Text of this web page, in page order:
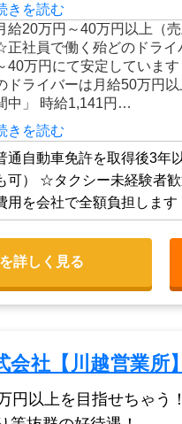
きを読む
給20万円～40万円以上（
正社員で働く殆どのドライ
40万円にて安定していま
ドライバーは月給50万円
中」 時給1,141円…
きを読む
通自動車免許を取得後3年
可）
☆タクシー未経験者
用を会社で全額負担します
詳しく見る
会社【川越営業所
円以上を目指せちゃう